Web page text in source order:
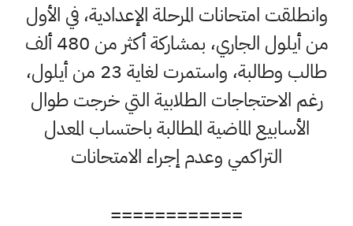
وانطلقت امتحانات المرحلة الإعدادية، في الأول
من أيلول الجاري، بمشاركة أكثر من 480 ألف
طالب وطالبة، واستمرت لغاية 23 من أيلول،
رغم الاحتجاجات الطلابية التي خرجت طوال
الأسابيع الماضية المطالبة باحتساب المعدل
التراكمي وعدم إجراء الامتحانات
============